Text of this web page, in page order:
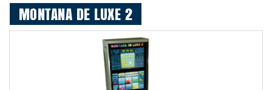
MONTANA DE LUXE 2